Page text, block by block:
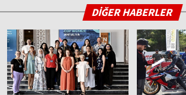
DİĞER HABERLER